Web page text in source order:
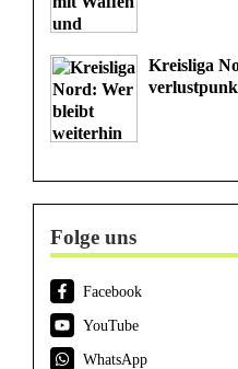
Kreisliga
Folge uns
Facebook
YouTube
WhatsApp